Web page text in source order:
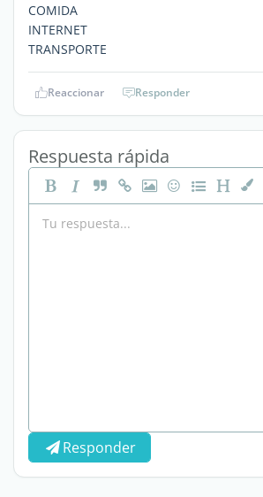
COMIDA
INTERNET
TRANSPORTE
Reaccionar Responder
Respuesta rápida
Responder